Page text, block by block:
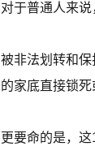
对于普通人来
被非法划转和
的家底直接锁死
更要命的是，